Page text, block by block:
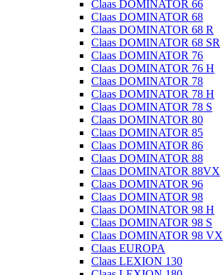
Claas DOMINATOR 66
Claas DOMINATOR 68
Claas DOMINATOR 68 R
Claas DOMINATOR 68 SR
Claas DOMINATOR 76
Claas DOMINATOR 76 H
Claas DOMINATOR 78
Claas DOMINATOR 78 H
Claas DOMINATOR 78 S
Claas DOMINATOR 80
Claas DOMINATOR 85
Claas DOMINATOR 86
Claas DOMINATOR 88
Claas DOMINATOR 88VX
Claas DOMINATOR 96
Claas DOMINATOR 98
Claas DOMINATOR 98 H
Claas DOMINATOR 98 S
Claas DOMINATOR 98 VX
Claas EUROPA
Claas LEXION 130